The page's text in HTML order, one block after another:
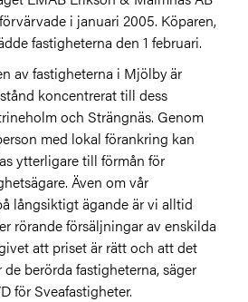
i januari 2005. Köparen,
fastigheterna den 1 februari.
av fastigheterna i Mjölby är
koncentrerat till dess
och Strängnäs. Genom
med lokal förankring kan
ytterligare till förmån för
Även om vår
långsiktigt ägande är vi alltid
rörande försäljningar av enskilda
att priset är rätt och att det
berörda fastigheterna, säger
för Sveafastigheter.